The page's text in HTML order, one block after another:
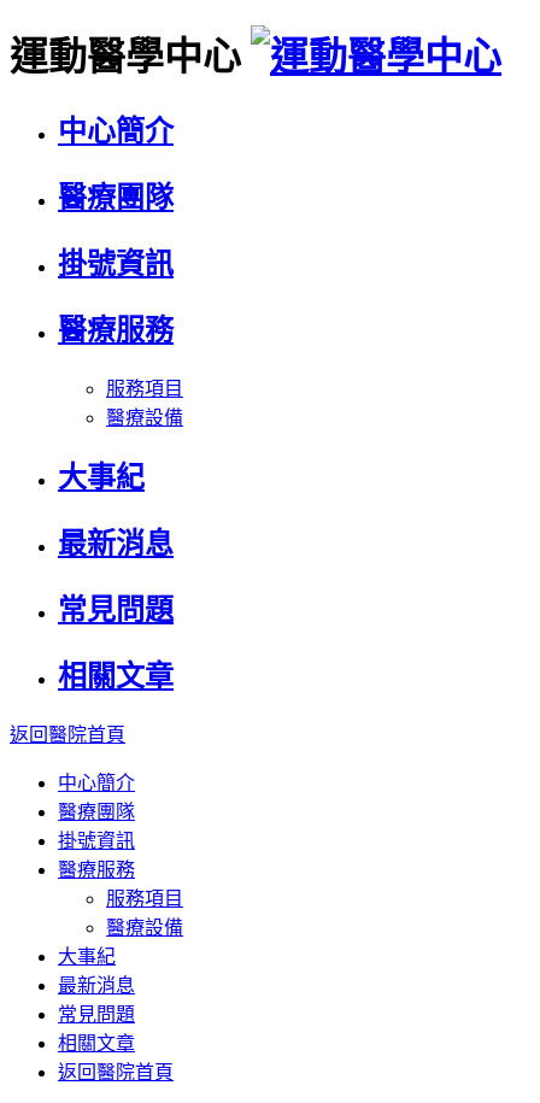
運動醫學中心
中心簡介
醫療團隊
掛號資訊
醫療服務
服務項目
醫療設備
大事紀
最新消息
常見問題
相關文章
返回醫院首頁
中心簡介
醫療團隊
掛號資訊
醫療服務
服務項目
醫療設備
大事紀
最新消息
常見問題
相關文章
返回醫院首頁